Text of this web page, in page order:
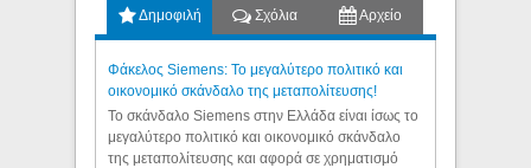
Δημοφιλή Σχόλια Αρχείο
Φάκελος Siemens: Το μεγαλύτερο πολιτικό και
οικονομικό σκάνδαλο της μεταπολίτευσης!
Το σκάνδαλο Siemens στην Ελλάδα είναι ίσως το
μεγαλύτερο πολιτικό και οικονομικό σκάνδαλο
της μεταπολίτευσης και αφορά σε χρηματισμό